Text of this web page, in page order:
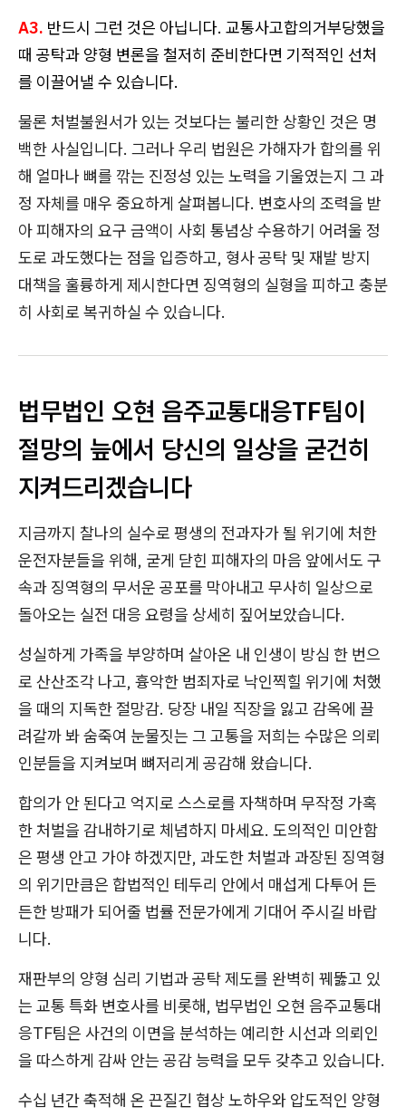
A3. 반드시 그런 것은 아닙니다. 교통사고합의거부당했을
때 공탁과 양형 변론을 철저히 준비한다면 기적적인 선처
를 이끌어낼 수 있습니다.
물론 처벌불원서가 있는 것보다는 불리한 상황인 것은 명
백한 사실입니다. 그러나 우리 법원은 가해자가 합의를 위
해 얼마나 뼈를 깎는 진정성 있는 노력을 기울였는지 그 과
정 자체를 매우 중요하게 살펴봅니다. 변호사의 조력을 받
아 피해자의 요구 금액이 사회 통념상 수용하기 어려울 정
도로 과도했다는 점을 입증하고, 형사 공탁 및 재발 방지
대책을 훌륭하게 제시한다면 징역형의 실형을 피하고 충분
히 사회로 복귀하실 수 있습니다.
법무법인 오현 음주교통대응TF팀이
절망의 늪에서 당신의 일상을 굳건히
지켜드리겠습니다
지금까지 찰나의 실수로 평생의 전과자가 될 위기에 처한
운전자분들을 위해, 굳게 닫힌 피해자의 마음 앞에서도 구
속과 징역형의 무서운 공포를 막아내고 무사히 일상으로
돌아오는 실전 대응 요령을 상세히 짚어보았습니다.
성실하게 가족을 부양하며 살아온 내 인생이 방심 한 번으
로 산산조각 나고, 흉악한 범죄자로 낙인찍힐 위기에 처했
을 때의 지독한 절망감. 당장 내일 직장을 잃고 감옥에 끌
려갈까 봐 숨죽여 눈물짓는 그 고통을 저희는 수많은 의뢰
인분들을 지켜보며 뼈저리게 공감해 왔습니다.
합의가 안 된다고 억지로 스스로를 자책하며 무작정 가혹
한 처벌을 감내하기로 체념하지 마세요. 도의적인 미안함
은 평생 안고 가야 하겠지만, 과도한 처벌과 과장된 징역형
의 위기만큼은 합법적인 테두리 안에서 매섭게 다투어 든
든한 방패가 되어줄 법률 전문가에게 기대어 주시길 바랍
니다.
재판부의 양형 심리 기법과 공탁 제도를 완벽히 꿰뚫고 있
는 교통 특화 변호사를 비롯해, 법무법인 오현 음주교통대
응TF팀은 사건의 이면을 분석하는 예리한 시선과 의뢰인
을 따스하게 감싸 안는 공감 능력을 모두 갖추고 있습니다.
수십 년간 축적해 온 끈질긴 협상 노하우와 압도적인 양형